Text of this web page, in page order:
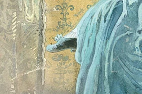
+ В корзину